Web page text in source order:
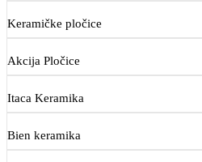
Keramičke pločice
Akcija Pločice
Itaca Keramika
Bien keramika